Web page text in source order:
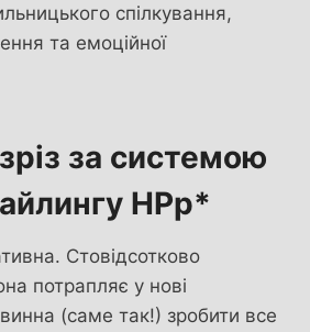
спілкування,
та емоційної
за системою
HPp*
Стовідсотково
потрапляє у нові
(саме так!) зробити все